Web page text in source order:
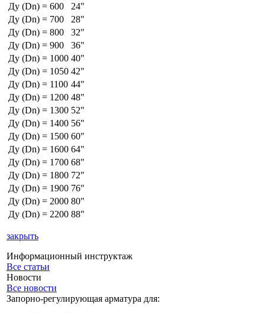
Ду (Dn) = 600
24"
Ду (Dn) = 700
28"
Ду (Dn) = 800
32"
Ду (Dn) = 900
36"
Ду (Dn) = 1000 40"
Ду (Dn) = 1050 42"
Ду (Dn) = 1100 44"
Ду (Dn) = 1200 48"
Ду (Dn) = 1300 52"
Ду (Dn) = 1400 56"
Ду (Dn) = 1500 60"
Ду (Dn) = 1600 64"
Ду (Dn) = 1700 68"
Ду (Dn) = 1800 72"
Ду (Dn) = 1900 76"
Ду (Dn) = 2000 80"
Ду (Dn) = 2200 88"
закрыть
Информационный инструктаж
Все статьи
Новости
Все новости
Запорно-регулирующая арматура для: